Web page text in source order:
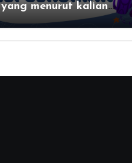
yang menurut kalian
paling menarik di daerah
kalian?